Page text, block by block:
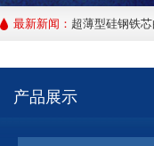
最新新闻：
产品展示